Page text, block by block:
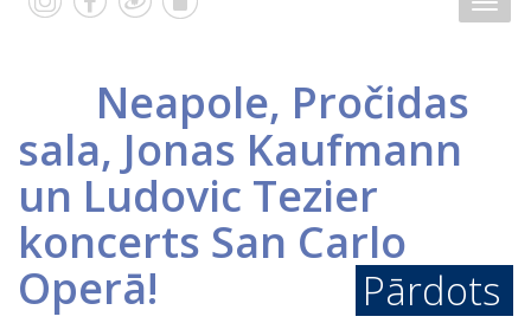
Neapole, Pročidas
sala, Jonas Kaufmann
un Ludovic Tezier
koncerts San Carlo
Operā! Pārdots